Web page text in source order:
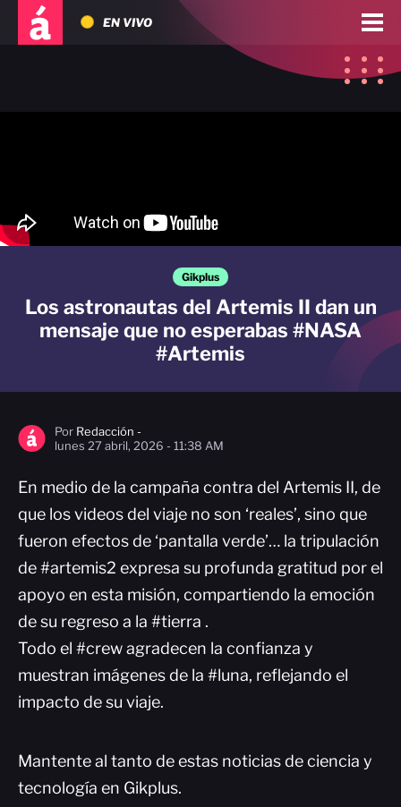
EN VIVO
Gikplus
Los astronautas del Artemis II dan un
mensaje que no esperabas #NASA
#Artemis
Por Redacción -
lunes 27 abril, 2026 - 11:38 AM
En medio de la campaña contra del Artemis II, de
que los videos del viaje no son ‘reales’, sino que
fueron efectos de ‘pantalla verde’… la tripulación
de #artemis2 expresa su profunda gratitud por el
apoyo en esta misión, compartiendo la emoción
de su regreso a la #tierra .
Todo el #crew agradecen la confianza y
muestran imágenes de la #luna, reflejando el
impacto de su viaje.
Mantente al tanto de estas noticias de ciencia y
tecnología en Gikplus.